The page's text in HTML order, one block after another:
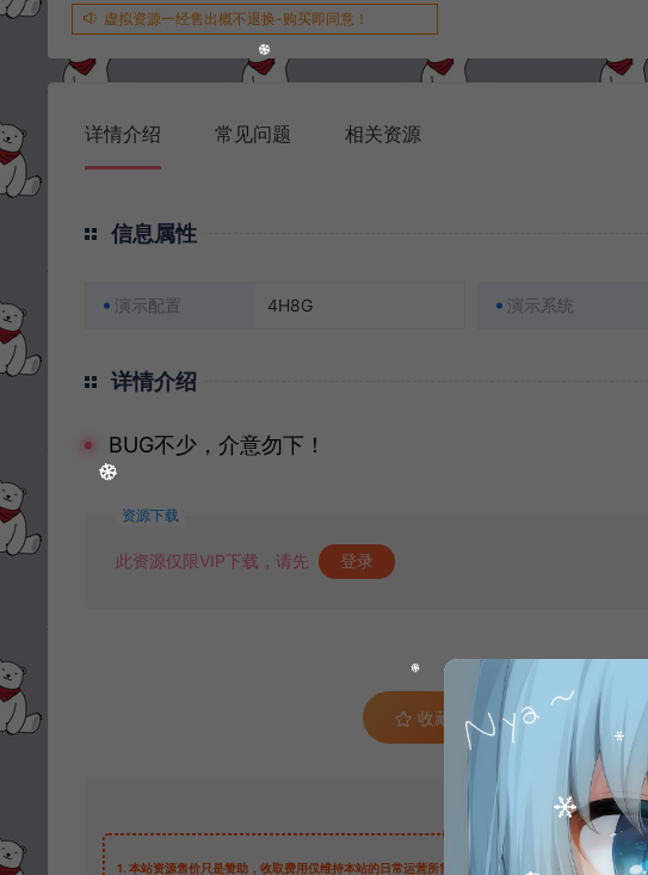
虚拟资源一经售出概不退换-购买即同意！
详情介绍 常见问题 相关资源
信息属性
演示配置 4H8G 演示系统
详情介绍
BUG不少，介意勿下！
资源下载
此资源仅限VIP下载，请先 登录
收藏 (0) 打赏
©版权免责声明
1. 本站资源售价只是赞助，收取费用仅维持本站的日常运营所需。